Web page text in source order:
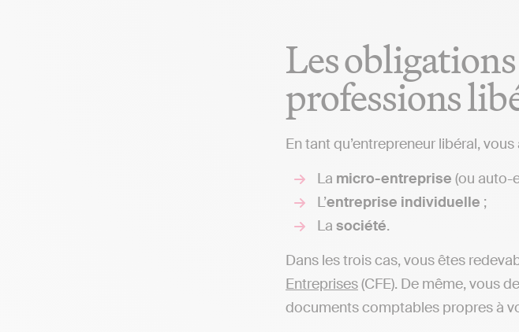
Les
professions
En tant qu’entrepreneur libéral,
La micro-entreprise (ou auto-
L’entreprise individuelle ;
La société.
Dans les trois cas, vous êtes
Entreprises(CFE). De même, vous
documents comptables propres à